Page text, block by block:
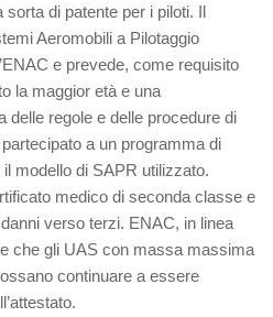
sorta di patente per i piloti. Il
Aeromobili a Pilotaggio
e prevede, come requisito
la maggior età e una
delle regole e delle procedure di
a un programma di
modello di SAPR utilizzato.
medico di seconda classe e
verso terzi. ENAC, in linea
che gli UAS con massa massima
continuare a essere